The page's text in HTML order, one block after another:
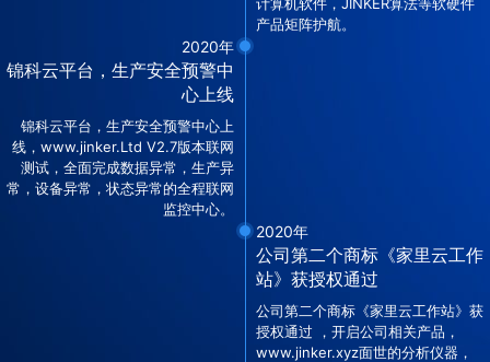
产品矩阵护航。
2020年
锦科云平台，生产安全预警中
心上线
锦科云平台，生产安全预警中心上
线，www.jinker.Ltd V2.7版本联网
测试，全面完成数据异常，生产异
常，设备异常，状态异常的全程联网
监控中心。
2020年
公司第二个商标《家里云工作
站》获授权通过
公司第二个商标《家里云工作站》获
授权通过 ，开启公司相关产品，
www.jinker.xyz面世的分析仪器，